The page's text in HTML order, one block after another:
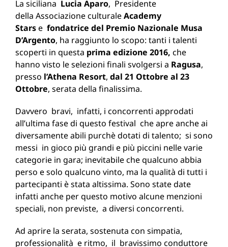
La siciliana Lucia Aparo, Presidente
della Associazione culturaleAcademy
Starse fondatrice del Premio Nazionale Musa
D’Argento, ha raggiunto lo scopo: tanti i talenti
scoperti in questa prima edizione 2016, che
hanno visto le selezioni finali svolgersi a Ragusa,
presso l’Athena Resort, dal 21 Ottobre al 23
Ottobre, serata della finalissima.
Davvero bravi, infatti, i concorrenti approdati
all’ultima fase di questo festival che apre anche ai
diversamente abili purchè dotati di talento; si sono
messi in gioco più grandi e più piccini nelle varie
categorie in gara; inevitabile che qualcuno abbia
perso e solo qualcuno vinto, ma la qualità di tutti i
partecipanti è stata altissima. Sono state date
infatti anche per questo motivo alcune menzioni
speciali, non previste, a diversi concorrenti.
Ad aprire la serata, sostenuta con simpatia,
professionalità e ritmo, il bravissimo conduttore